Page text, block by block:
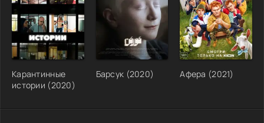
Карантинные
истории (2020)
Барсук (2020) Афера (2021)